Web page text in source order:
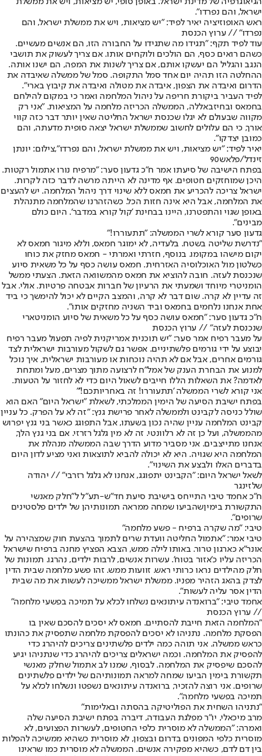
ישראל, והם נפרדו".
ראש האופוזיציה יאיר לפיד: "יש מציאות, ויש את ממשלת ישראל, והם
נפרדו" // ערוץ הכנסת
עוד לפיד תקף: "תגידו מה שתגידו על החבורה הזו, הם אנשים מעשיים.
כשהם רואים כסף, הם הולכים ולוקחים אותו. אם צריך לעשוק את תושבי
הנגב והגליל הם יעשקו אותם, אם צריך לשנות את המפה, הם ישנו אותה.
ההחלטה הזו תהיה יום אחד סמל התקופה. סמל של ממשלה שאיבדה את
הדרום ואיבדה את הצפון, איבדה את מטולה ואיבדה את קיבוץ בארי".
לפיד העביר ביקורת חריפה על ניהול המלחמה ואמר כי במקום להילחם
בחמאס ובחיזבאללה, הממשלה הכריזה מלחמה על המציאות. "אני רק
מקווה שבעולם לא יגלו שכנסת ישראל החליטה שאין יותר דבר כזה קווי
אורך, כי הם עלולים לחשוב שממשלת ישראל יצאה סופית מדעתה, והם
כמובן יצדקו".
יאיר לפיד: "יש מציאות, ויש את ממשלת ישראל, והם נפרדו",צילום: יונתן
זינדל/פלאש90
בפתח הישיבה של סיעתו אמר ח"כ גדעון סער: "מרפיח נורו אתמול רקטות.
היכן שמוחזקים חטופים. אף מדינה לא הייתה מרשה לדבר כזה לקרות.
ישראל צריכה להכריע את חמאס ללא שינוי דרך ניהול המלחמה. יש להעצים
את המלחמה, אבל היא אינה חזות הכל. כשהזהרנו שהמלחמה מתנהלת
באופן שגוי והתפטרנו, היינו בבחינת 'קול קורא במדבר'. היום כולם
מבינים".
גדעון סער קורא לשרי הממשלה: "תתעוררו!"
"נדרשת שליטה בשטח. בלעדיה, לא ימוגר חמאס, וללא מיגור חמאס לא
יקום מישהו במקומו. בנוסף, חזרתי ואמרתי - חמאס מחזק את כוחו
כשלטון מול האוכלוסיה האזרחית. חמאס עושה כסף על כל משאית סיוע
שנכנסת לעזה. חובה להוציא את חמאס מהמשוואה הזאת. הצעתי ממשל
הומניטרי מיוחד ושמעתי את הרעיון של חברות אבטחה פרטיות. אולי. אבל
זה עדיין לא קרה. שום דבר לא קרה, והמצב הקיים לא יכול להימשך כי ביד
אחת אנחנו נלחמים בחמאס וביד השניה מחזקים אותו".
ח"כ גדעון סער: "חמאס עושה כסף על כל משאית של סיוע הומניטארי
שנכנסת לעזה" // ערוץ הכנסת
על מעבר רפיח אמר סער: "יש תוכנית אמריקנית לפיה תפעול מעבר רפיח
יבוצע על ידי גורמים פלשתיניים. אפשר גם לשקול מעורבות ישראלית לצד
גורמים אחרים, אבל אם לא תהיה נוכחות או מעורבות ישראלית, איך נוכל
למנוע את הבחרת הענק של אמל"ח לרצועה מתוך מצרים, מעל ומתחת
לאדמה? את השאלות הללו חייבים לשאול היום כדי לא לחזור על הטעות.
אני קורא לשרי הממשלה 'תתעוררו! זה באחריותכם!'"
בפתח ישיבת הסיעה של הימין הממלכתי, לשאלת "ישראל היום" האם הוא
שולל כניסה לקבינט ולממשלה לאחר פרישת גנץ: "זה לא על הפרק. כל עניין
קבינט המלחמה עניין שהיה נכון בשעתו, אבל התפוגג כאשר בני גנץ יפרוש
מהממשלה, ועל כן זה לא רלוונטי. זה לא מין גלגל רזרזי. אם בני גנץ הלך,
אנחנו מתייצבים. אני מסביר מדוע הדרך שבה הממשלה מנהלת את
המלחמה היא שגויה. היא לא יכולה להביא לתוצאות ואני מציע לדון היום
בדברים האלו ולבצע את השינוי".
לשאל ישראל היום: "הקבינט יתפוגג, אנחנו לא גלגל רזרבי" // יהודה
שלזינגר
ח"כ אחמד טיבי התייחס בישיבת סיעת חד"ש-תע"ל ל"חלק מאנשי
התקשורת בימיןשהביעו שמחה ממראה תמונותיהן של ילדים פלסטינים
שרופים".
טיבי: "מה שקרה ברפיח - פשע מלחמה"
טיבי אמר: "אתמול החליטה וועדת שרים לתמוך בהצעת חוק שמצהירה על
אונר"א כארגון טרור. באותו לילה ממש, הצבא הפציץ מחנה ברפיח שישראל
הכריזה עליו כ'אזור בטוח'. עשרות אנשים, לרבות ילדים, נהרגו. תמונות של
חלק מהילדים נראו כרותי ראש. זוועות ממש. זהו פשע מלחמה שבית הדין
לצדק בהאג הזהיר מפניו. ממשלת ישראל ממשיכה לעשות את מה שבית
הדין אסר עליה לעשות".
אחמד טיבי: "ברואנדה עיתונאים נשלחו לכלא על תמיכה בפשעי מלחמה"
// ערוץ הכנסת
"המלחמה הזאת חייבת להסתיים. חמאס לא יסכים להסכם שאין בו
הפסקת מלחמה. נתניהו לא יסכים להפסקת מלחמה שתפסיק את כהונתו
כראש ממשלה. אני תוהה כמה ילדים פלשתינים צריכים להיהרג כדי
להפסיק את המלחמה. וכמה ישראלים צריכים להיהרג כדי שנתניהו יגיע
להסכם שיפסיק את המלחמה. לבסוף, שמנו לב אתמול שחלק מאנשי
תקשורת בימין הביעו שמחה למראה תמונותיהם של ילדים פלשתינים
שרופים. אני רוצה להזכיר, ברואנדה עיתונאים נשפטו ונשלחו לכלא על
תמיכה בפשעי מלחמה".
"נתניהו השחית את הפוליטיקה בהסתה ובאלימות"
מרב מיכאלי, יו"ר מפלגת העבודה, דיברה בפתח ישיבת הסיעה שלה
ואמרה: "הממשלה לא מוסרית כלפי החטופים, לעשרות הפצועים, לא
מוסרית כלפי המפונים בדרום ובצפון, לא מוסרית כשהיא ממשיכה להפלות
בין דם לדם, כשהיא מפקירה אנשים. הממשלה לא מוסרית כמו שראינו